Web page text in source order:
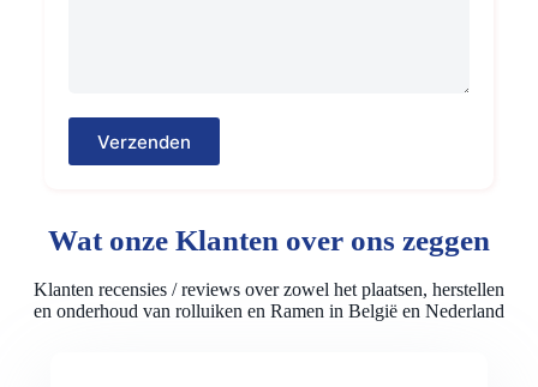
Verzenden
Wat onze Klanten over ons zeggen
Klanten recensies / reviews over zowel het plaatsen, herstellen
en onderhoud van rolluiken en Ramen in België en Nederland